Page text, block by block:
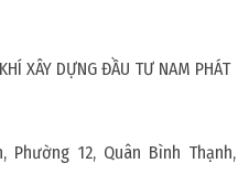
XÂY DỰNG ĐẦU TƯ NAM PHÁT
12, Quân Bình Thạnh,